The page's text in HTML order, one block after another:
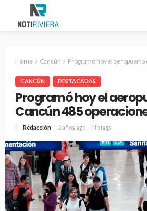
Home Cancún Programó hoy el aeropuerto
CANCÚN DESTACADAS
Programó hoy el
Cancún 485
Redacción 2 años ago No tags